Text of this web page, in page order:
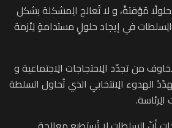
مُؤقتةً، و لا تُعالج الِمشكلة بشكل
في إيجاد حلولٍ مستدامةٍ لِأزمة
من تجدّد الِاحتجاجات الِاجتماعية و
الهدوء الِانتخابي الذي تُحاول السلطة
الِرئاسة.